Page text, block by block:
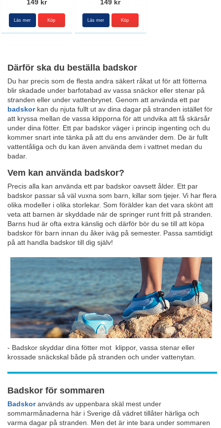
149 kr
Läs mer Köp
149 kr
Läs mer Köp
Därför ska du beställa badskor
Du har precis som de flesta andra säkert råkat ut för att fötterna
blir skadade under barfotabad av vassa snäckor eller stenar på
stranden eller under vattenbrynet. Genom att använda ett par
badskorkan du njuta fullt ut av dina dagar på stranden istället för
att kryssa mellan de vassa klipporna för att undvika att få skärsår
under dina fötter. Ett par badskor väger i princip ingenting och du
kommer snart inte tänka på att du ens använder dem. De är fullt
vattentåliga och du kan även använda dem i vattnet medan du
badar.
Vem kan använda badskor?
Precis alla kan använda ett par badskor oavsett ålder. Ett par
badskor passar så väl vuxna som barn, killar som tjejer. Vi har flera
olika modeller i olika storlekar. Som förälder kan det vara skönt att
veta att barnen är skyddade när de springer runt fritt på stranden.
Barns hud är ofta extra känslig och därför bör du se till att köpa
badskor för barn innan du åker iväg på semester. Passa samtidigt
på att handla badskor till dig själv!
- Badskor skyddar dina fötter mot klippor, vassa stenar eller
krossade snäckskal både på stranden och under vattenytan.
Badskor för sommaren
Badskoranvänds av uppenbara skäl mest under
sommarmånaderna här i Sverige då vädret tillåter härliga och
varma dagar på stranden. Men det är inte bara under sommaren